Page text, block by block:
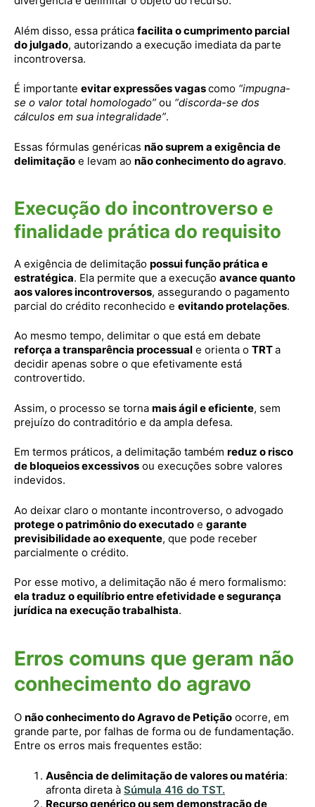
Além disso, essa prática facilita o cumprimento parcial
do julgado, autorizando a execução imediata da parte
incontroversa.
É importante evitar expressões vagascomo “impugna-
se o valor total homologado” ou “discorda-se dos
cálculos em sua integralidade”.
Essas fórmulas genéricas não suprem a exigência de
delimitação e levam ao não conhecimento do agravo.
Execução do incontroverso e
finalidade prática do requisito
A exigência de delimitação possui função prática e
estratégica. Ela permite que a execução avance quanto
aos valores incontroversos, assegurando o pagamento
parcial do crédito reconhecido e evitando protelações.
Ao mesmo tempo, delimitar o que está em debate
reforça a transparência processual e orienta o TRTa
decidir apenas sobre o que efetivamente está
controvertido.
Assim, o processo se torna mais ágil e eficiente, sem
prejuízo do contraditório e da ampla defesa.
Em termos práticos, a delimitação também reduz o risco
de bloqueios excessivos ou execuções sobre valores
indevidos.
Ao deixar claro o montante incontroverso, o advogado
protege o patrimônio do executado e garante
previsibilidade ao exequente, que pode receber
parcialmente o crédito.
Por esse motivo, a delimitação não é mero formalismo:
ela traduz o equilíbrio entre efetividade e segurança
jurídica na execução trabalhista.
Erros comuns que geram não
conhecimento do agravo
O não conhecimento do Agravo de Petição ocorre, em
grande parte, por falhas de forma ou de fundamentação.
Entre os erros mais frequentes estão:
Ausência de delimitação de valores ou matéria:
afronta direta à Súmula 416 do TST.
Recurso genérico ou sem demonstração de